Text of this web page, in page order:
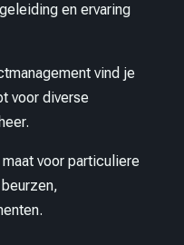
en ervaring
vind je
voor diverse
voor particuliere